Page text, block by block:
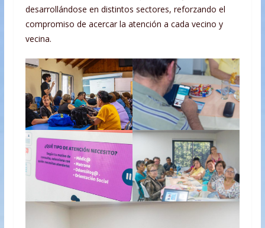
desarrollándose en distintos sectores, reforzando el
compromiso de acercar la atención a cada vecino y
vecina.